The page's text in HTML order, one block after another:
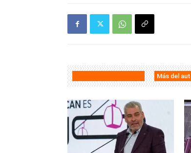
Más del